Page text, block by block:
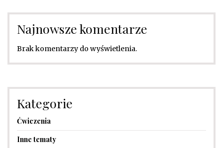
Najnowsze komentarze
Brak komentarzy do wyświetlenia.
Kategorie
Ćwiczenia
Inne tematy